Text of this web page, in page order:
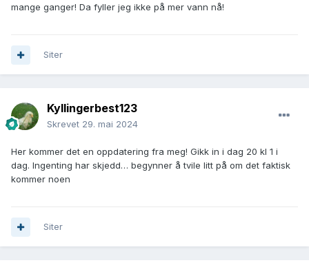
mange ganger! Da fyller jeg ikke på mer vann nå!
Siter
Kyllingerbest123
Skrevet 29. mai 2024
Her kommer det en oppdatering fra meg! Gikk in i dag 20 kl 1 i
dag. Ingenting har skjedd… begynner å tvile litt på om det faktisk
kommer noen
Siter